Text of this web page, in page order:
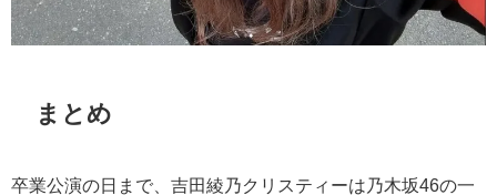
まとめ
卒業公演の日まで、吉田綾乃クリスティーは乃木坂46の一